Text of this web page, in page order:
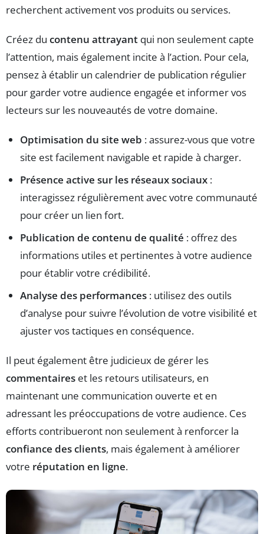
recherchent activement vos produits ou services.
Créez du contenu attrayant qui non seulement capte
l’attention, mais également incite à l’action. Pour cela,
pensez à établir un calendrier de publication régulier
pour garder votre audience engagée et informer vos
lecteurs sur les nouveautés de votre domaine.
Optimisation du site web : assurez-vous que votre
site est facilement navigable et rapide à charger.
Présence active sur les réseaux sociaux :
interagissez régulièrement avec votre communauté
pour créer un lien fort.
Publication de contenu de qualité : offrez des
informations utiles et pertinentes à votre audience
pour établir votre crédibilité.
Analyse des performances : utilisez des outils
d’analyse pour suivre l’évolution de votre visibilité et
ajuster vos tactiques en conséquence.
Il peut également être judicieux de gérer les
commentaires et les retours utilisateurs, en
maintenant une communication ouverte et en
adressant les préoccupations de votre audience. Ces
efforts contribueront non seulement à renforcer la
confiance des clients, mais également à améliorer
votre réputation en ligne.